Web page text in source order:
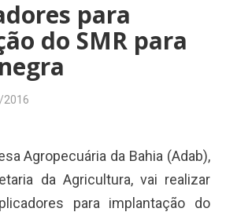
para
do SMR para
2016
Agropecuária da Bahia (Adab),
da Agricultura, vai realizar
para implantação do